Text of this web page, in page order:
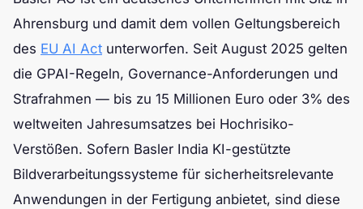
Ahrensburg und damit dem vollen Geltungsbereich
des EU AI Act unterworfen. Seit August 2025 gelten
die GPAI-Regeln, Governance-Anforderungen und
Strafrahmen — bis zu 15 Millionen Euro oder 3% des
weltweiten Jahresumsatzes bei Hochrisiko-
Verstößen. Sofern Basler India KI-gestützte
Bildverarbeitungssysteme für sicherheitsrelevante
Anwendungen in der Fertigung anbietet, sind diese